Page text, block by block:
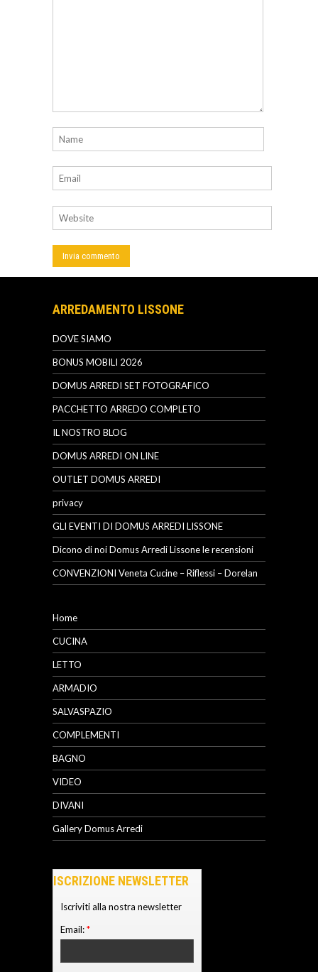
ARREDAMENTO LISSONE
DOVE SIAMO
BONUS MOBILI 2026
DOMUS ARREDI SET FOTOGRAFICO
PACCHETTO ARREDO COMPLETO
IL NOSTRO BLOG
DOMUS ARREDI ON LINE
OUTLET DOMUS ARREDI
privacy
GLI EVENTI DI DOMUS ARREDI LISSONE
Dicono di noi Domus Arredi Lissone le recensioni
CONVENZIONI Veneta Cucine – Riflessi – Dorelan
Home
CUCINA
LETTO
ARMADIO
SALVASPAZIO
COMPLEMENTI
BAGNO
VIDEO
DIVANI
Gallery Domus Arredi
ISCRIZIONE NEWSLETTER
Iscriviti alla nostra newsletter
Email:*